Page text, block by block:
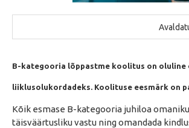
B-kategooria lõppastme koolitus on oluline
liiklusolukordadeks. Koolituse eesmärk on
Kõik esmase B-kategooria juhiloa
täisväärtusliku vastu ning omandada